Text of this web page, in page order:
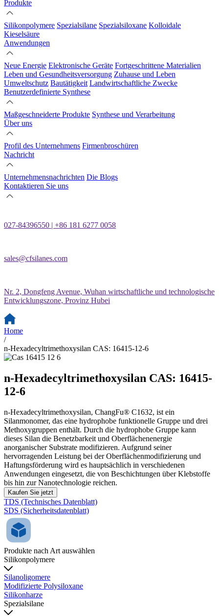
Produkte
Silikonpolymere Spezialsilane Spezialsiloxane Kolloidale
Kieselsäure
Anwendungen
Neue Energie Elektronische Geräte Fortgeschrittene Materialien
Leben und Gesundheitsversorgung Zuhause und Leben
Umweltschutz Bautätigkeit Landwirtschaftliche Zwecke
Benutzerdefinierte Synthese
Maßgeschneiderte Produkte Synthese und Verarbeitung
Über uns
Profil des Unternehmens Firmenbroschüren
Nachricht
Unternehmensnachrichten Die Blogs
Kontaktieren Sie uns
027-84396550 | +86 181 6277 0058
sales@cfsilanes.com
Nr. 2, Dongfeng Avenue, Wuhan wirtschaftliche und technologische
Entwicklungszone, Provinz Hubei
Home
/
n-Hexadecyltrimethoxysilan CAS: 16415-12-6
n-Hexadecyltrimethoxysilan CAS: 16415-
12-6
n-Hexadecyltrimethoxysilan, ChangFu® C1632, ist ein
Silanmonomer, das eine hydrophobe funktionelle Gruppe und drei
Methoxygruppen enthält. Durch die hydrophobe Gruppe kann
dieses Silan die Benetzbarkeit und Oberflächenenergie
anorganischer Substrate modifizieren. Aufgrund seiner
hervorragenden Leistung bei der Oberflächenmodifizierung und
Haftungsförderung wird es hauptsächlich in verschiedenen
Anwendungen eingesetzt, die von Beschichtungen über Klebstoffe
bis hin zur Nanotechnologie reichen.
Kaufen Sie jetzt
TDS (Technisches Datenblatt)
SDS (Sicherheitsdatenblatt)
Produkte nach Art auswählen
Silikonpolymere
Silanoligomere
Modifizierte Polysiloxane
Silikonharze
Spezialsilane